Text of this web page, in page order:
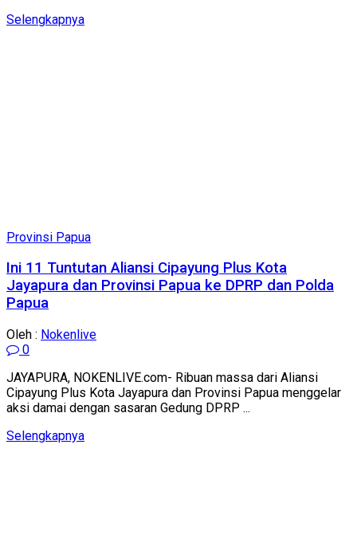
SelengkapnyaDetails
Provinsi Papua
Ini 11 Tuntutan Aliansi Cipayung Plus Kota
Jayapura dan Provinsi Papua ke DPRP dan Polda
Papua
Oleh : Nokenlive
0
JAYAPURA, NOKENLIVE.com- Ribuan massa dari Aliansi
Cipayung Plus Kota Jayapura dan Provinsi Papua menggelar
aksi damai dengan sasaran Gedung DPRP ...
SelengkapnyaDetails